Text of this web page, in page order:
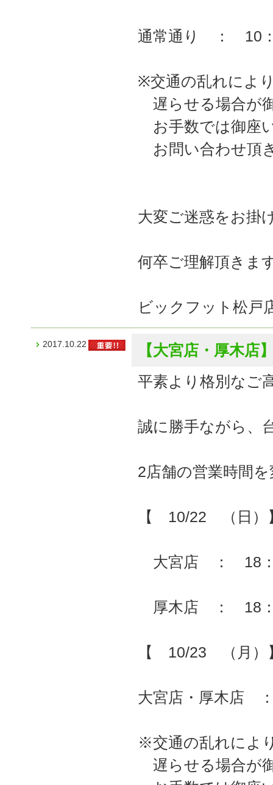
通常通り ： 10
※交通の乱れによ
遅らせる場合が
お手数では御座
お問い合わせ頂
大変ご迷惑をお掛
何卒ご理解頂きま
ビックフット松戸
2017.10.22
【大宮店・厚木店
平素より格別なご
誠に勝手ながら
2店舗の営業時間
【 10/22 （日）
大宮店 ： 18
厚木店 ： 18
【 10/23 （月）
大宮店・厚木店
※交通の乱れによ
遅らせる場合が